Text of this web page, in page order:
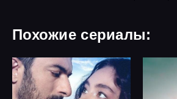
Похожие сериалы: